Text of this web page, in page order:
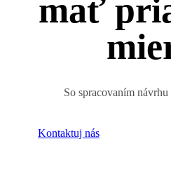
mať
So spracovaním
Kontaktuj nás